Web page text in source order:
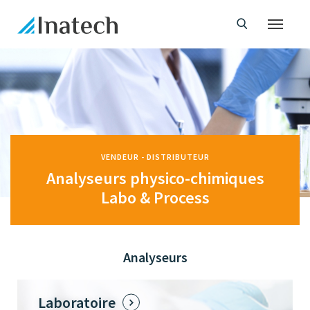
VENDEUR - DISTRIBUTEUR
Analyseurs physico-chimiques
Labo & Process
Analyseurs
Laboratoire